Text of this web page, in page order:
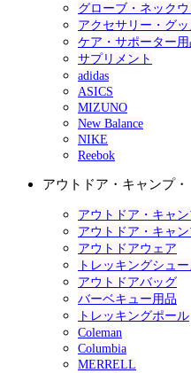
グローブ・ネック
アクセサリー・グ
ケア・サポーター用
サプリメント
adidas
ASICS
MIZUNO
New Balance
NIKE
Reebok
アウトドア・キャンプ
アウトドア・キャ
アウトドア・キャ
アウトドアウェア
トレッキングシュ
アウトドアバッグ
バーベキュー用品
トレッキングポール
Coleman
Columbia
MERRELL